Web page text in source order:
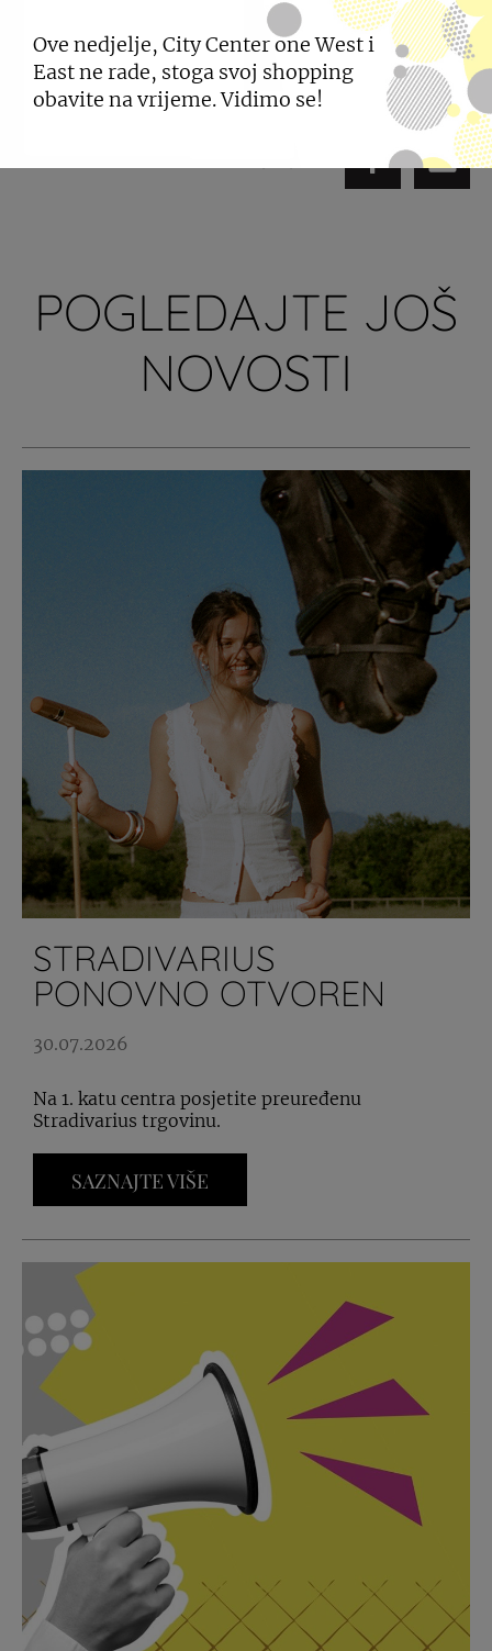
POGLEDAJTE JOŠ
NOVOSTI
STRADIVARIUS
PONOVNO OTVOREN
30.07.2026
Na 1. katu centra posjetite preuređenu
Stradivarius trgovinu.
SAZNAJTE VIŠE
Ove nedjelje, City Center one West i
East ne rade, stoga svoj shopping
obavite na vrijeme. Vidimo se!